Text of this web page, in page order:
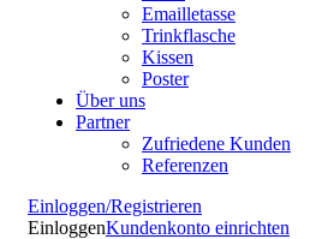
Emailletasse
Trinkflasche
Kissen
Poster
Über uns
Partner
Zufriedene Kunden
Referenzen
Einloggen/Registrieren
EinloggenKundenkonto einrichten